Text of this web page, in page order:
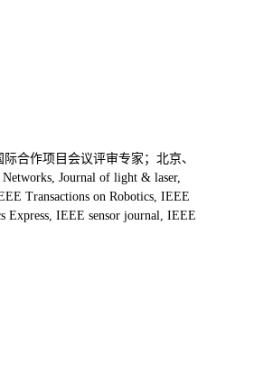
合作项目会议评审专家；北京、
Journal of light & laser,
Transactions on Robotics, IEEE
Express, IEEE sensor journal, IEEE